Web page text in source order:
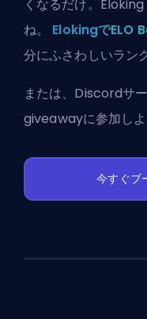
くなるだけ。
ね。 ElokingでELO
分にふさわしいラン
または、 Discordサ
giveawayに参加しよ
今すぐブ